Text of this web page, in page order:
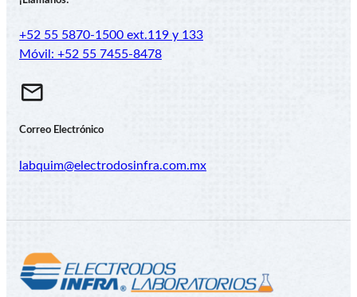
+52 55 5870-1500 ext.119 y 133
Móvil: +52 55 7455-8478
Correo Electrónico
labquim@electrodosinfra.com.mx